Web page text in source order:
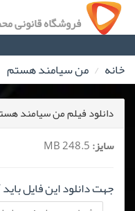
فروشگاه قانونی
خانه من سیامند هستم
دانلود فیلم من سیامند هستم
سایز:
جهت دانلود این فایل